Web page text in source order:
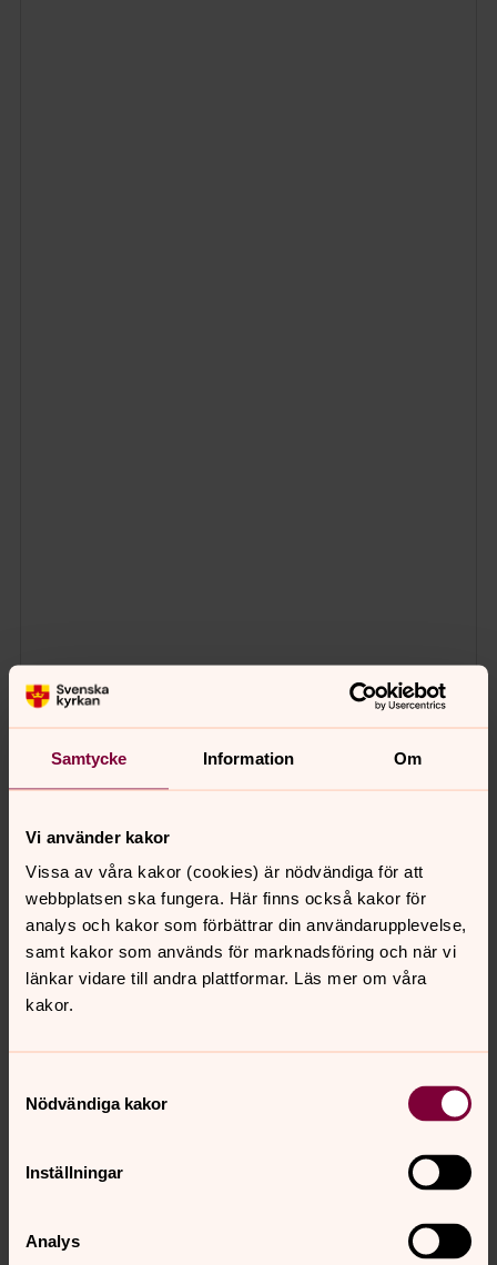
Samtycke Information Om
Vi använder kakor
Vissa av våra kakor (cookies) är nödvändiga för att
webbplatsen ska fungera. Här finns också kakor för
analys och kakor som förbättrar din användarupplevelse,
samt kakor som används för marknadsföring och när vi
länkar vidare till andra plattformar. Läs mer om våra
kakor.
Nödvändiga kakor
Inställningar
Analys